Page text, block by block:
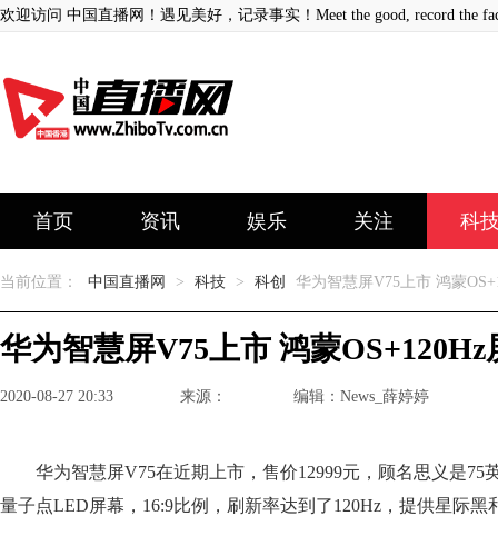
欢迎访问 中国直播网！遇见美好，记录事实！Meet the good, record the
首页 资讯 娱乐 关注 科
当前位置： 中国直播网 > 科技 > 科创 华为智慧屏V75上市 鸿蒙
华为智慧屏V75上市 鸿蒙OS+120Hz
2020-08-27 20:33 来源： 编辑：News_薛婷婷
华为智慧屏V75在近期上市，售价12999元，顾名思义是75
量子点LED屏幕，16:9比例，刷新率达到了120Hz，提供星际黑